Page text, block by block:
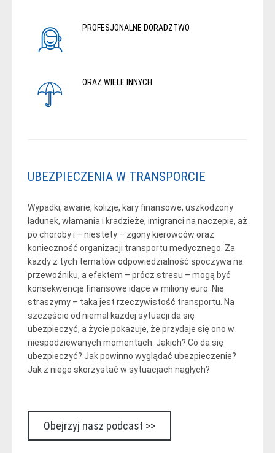
PROFESJONALNE DORADZTWO
ORAZ WIELE INNYCH
UBEZPIECZENIA W TRANSPORCIE
Wypadki, awarie, kolizje, kary finansowe, uszkodzony
ładunek, włamania i kradzieże, imigranci na naczepie, aż
po choroby i – niestety – zgony kierowców oraz
konieczność organizacji transportu medycznego. Za
każdy z tych tematów odpowiedzialność spoczywa na
przewoźniku, a efektem – prócz stresu – mogą być
konsekwencje finansowe idące w miliony euro. Nie
straszymy – taka jest rzeczywistość transportu. Na
szczęście od niemal każdej sytuacji da się
ubezpieczyć, a życie pokazuje, że przydaje się ono w
niespodziewanych momentach. Jakich? Co da się
ubezpieczyć? Jak powinno wyglądać ubezpieczenie?
Jak z niego skorzystać w sytuacjach nagłych?
Obejrzyj nasz podcast >>